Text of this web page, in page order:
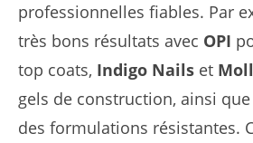
professionnelles fiables. Par
très bons résultats avec OPI
top coats, Indigo Nails et
gels de construction, ainsi que
des formulations résistantes.